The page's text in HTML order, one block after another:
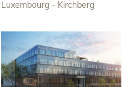
Luxembourg - Kirchberg